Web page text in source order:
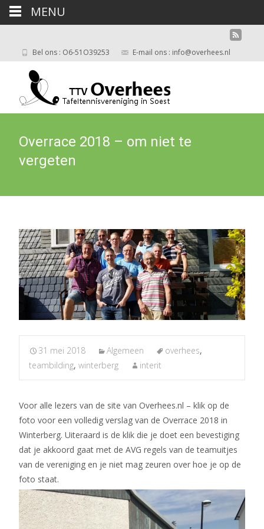
Bel ons : O6-51O39253 E-mail ons : info@overhees.nl
Overrace 2018 – om niet te
vergeten
31 mei 2018 Algemeen overhees,
teambilding, winterberg interit
Voor alle lezers van de site van Overhees.nl – klik op de
foto voor een volledig verslag van de Overrace 2018 in
Winterberg. Uiteraard is de klik die je doet een bevestiging
dat je akkoord gaat met de AVG regels van de teamuitjes
van de vereniging en je niet mag zeuren over hoe je op de
foto staat.
MENU